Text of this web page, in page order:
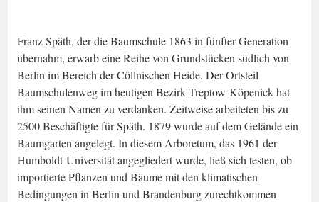
Franz Späth, der die Baumschule 1863 in fünfter Generation
übernahm, erwarb eine Reihe von Grundstücken südlich von
Berlin im Bereich der Cöllnischen Heide. Der Ortsteil
Baumschulenweg im heutigen Bezirk Treptow-Köpenick hat
ihm seinen Namen zu verdanken. Zeitweise arbeiteten bis zu
2500 Beschäftigte für Späth. 1879 wurde auf dem Gelände ein
Baumgarten angelegt. In diesem Arboretum, das 1961 der
Humboldt-Universität angegliedert wurde, ließ sich testen, ob
importierte Pflanzen und Bäume mit den klimatischen
Bedingungen in Berlin und Brandenburg zurechtkommen